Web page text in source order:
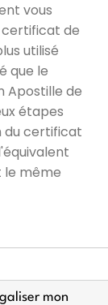
vous
de
utilisé
que le
Apostille de
étapes
du certificat
le même
mon